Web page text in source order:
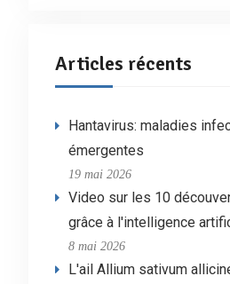
Articles récents
Hantavirus: maladies
émergentes
19 mai 2026
Video sur les 10
grâce à l'intelligence
8 mai 2026
L'ail Allium sativum